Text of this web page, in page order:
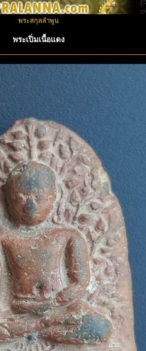
พระสกุลลำพูน
พระเปิ่มเนื้อแดง